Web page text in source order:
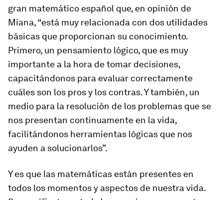
gran matemático español que, en opinión de
Miana, “está muy relacionada con dos utilidades
básicas que proporcionan su conocimiento.
Primero, un pensamiento lógico, que es muy
importante a la hora de tomar decisiones,
capacitándonos para evaluar correctamente
cuáles son los pros y los contras. Y también, un
medio para la resolución de los problemas que se
nos presentan continuamente en la vida,
facilitándonos herramientas lógicas que nos
ayuden a solucionarlos”.
Y es que las matemáticas están presentes en
todos los momentos y aspectos de nuestra vida.